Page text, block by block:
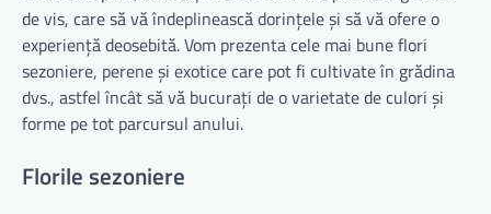
de vis, care să vă îndeplinească dorințele și să vă ofere o
experiență deosebită. Vom prezenta cele mai bune flori
sezoniere, perene și exotice care pot fi cultivate în grădina
dvs., astfel încât să vă bucurați de o varietate de culori și
forme pe tot parcursul anului.
Florile sezoniere